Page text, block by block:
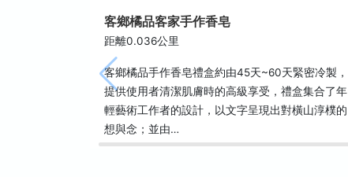
客鄉橘品客家手作香皂
距離0.036公里
客鄉橘品手作香皂禮盒約由45天~60天緊密冷製，
提供使用者清潔肌膚時的高級享受，禮盒集合了年
輕藝術工作者的設計，以文字呈現出對橫山淳樸的
想與念；並由…